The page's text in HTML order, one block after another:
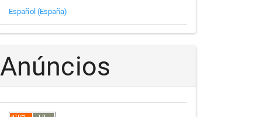
Español (España)
Anúncios